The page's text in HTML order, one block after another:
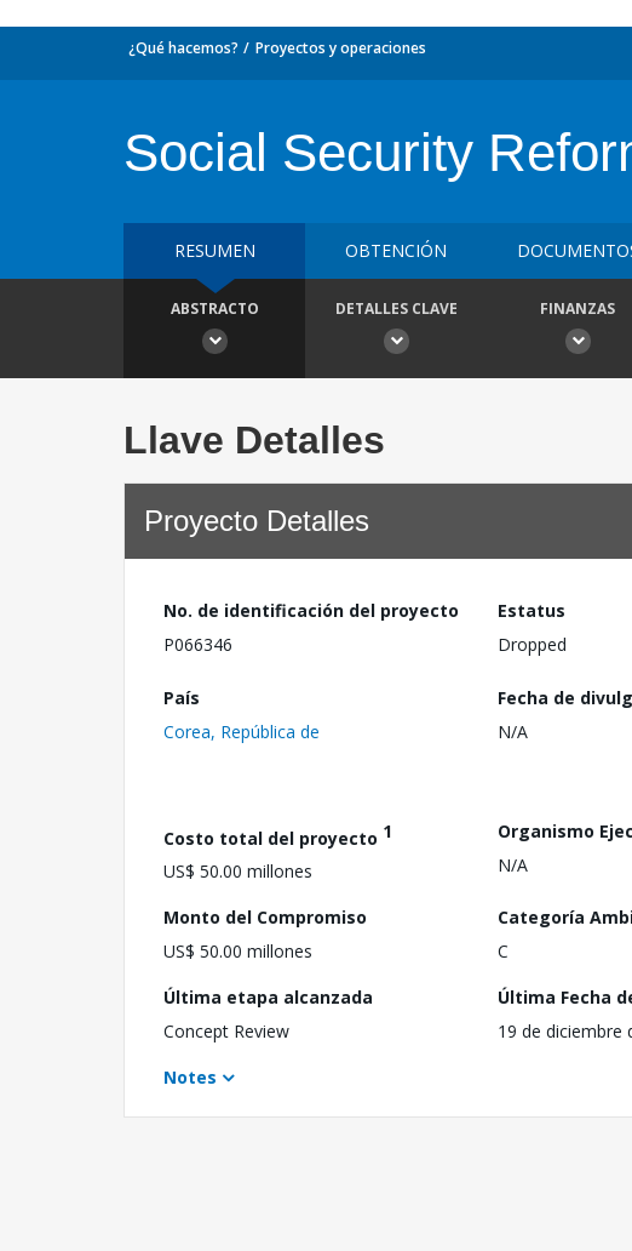
¿Qué hacemos? Proyectos y operaciones
Social Security
RESUMEN OBTENCIÓN
ABSTRACTO DETALLES CLAVE FINANZAS
Llave Detalles
Proyecto Detalles
No. de identificación del proyecto
P066346
Estatus
Dropped
País
Corea, República de
Fecha de
N/A
Costo total del proyecto 1
US$ 50.00 millones
Organismo
N/A
Monto del Compromiso
US$ 50.00 millones
Categoría
C
Última etapa alcanzada
Concept Review
Última Fecha
19 de diciembre
Notes